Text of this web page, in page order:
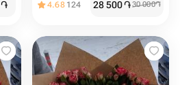
֏ 4.68 124 28 500֏30 000֏